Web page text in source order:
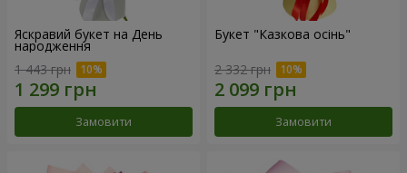
Яскравий букет на День
народження
1 443 грн
Замовити
Букет "Казкова осінь"
2 332 грн
Замовити